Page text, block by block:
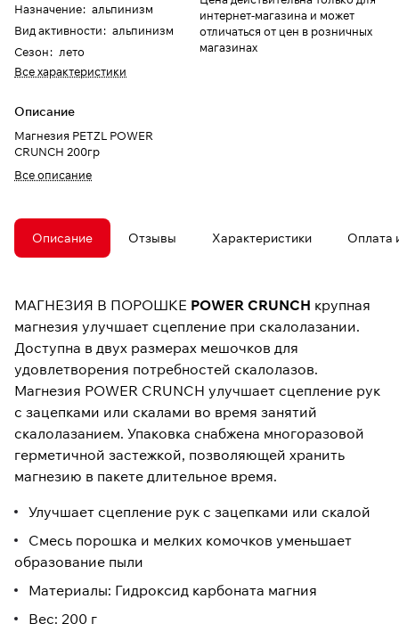
Назначение: альпинизм
Вид активности: альпинизм
Сезон: лето
Все характеристики
Описание
Магнезия PETZL POWER
CRUNCH 200гр
Все описание
интернет-магазина и может
отличаться от цен в розничных
магазинах
Описание Отзывы Характеристики Оплата
МАГНЕЗИЯ В ПОРОШКЕ POWER CRUNCH крупная
магнезия улучшает сцепление при скалолазании.
Доступна в двух размерах мешочков для
удовлетворения потребностей скалолазов.
Магнезия POWER CRUNCH улучшает сцепление рук
с зацепками или скалами во время занятий
скалолазанием. Упаковка снабжена многоразовой
герметичной застежкой, позволяющей хранить
магнезию в пакете длительное время.
Улучшает сцепление рук с зацепками или скалой
Смесь порошка и мелких комочков уменьшает
образование пыли
Материалы: Гидроксид карбоната магния
Вес: 200 г